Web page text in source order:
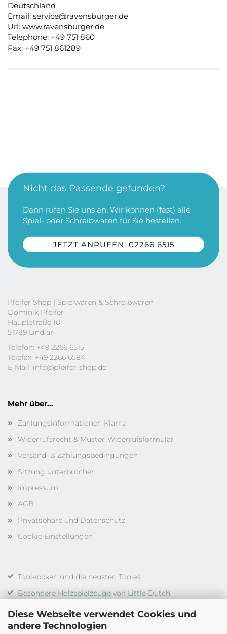
Diese Webseite verwendet Cookies und
andere Technologien
Deutschland
Email: service@ravensburger.de
Url: www.ravensburger.de
Telephone: +49 751 860
Fax: +49 751 861289
Nicht das Passende gefunden?
Dann rufen Sie uns an. Wir können (fast) alle
Spiel- oder Schreibwaren für Sie bestellen.
JETZT ANRUFEN: 02266 6515
Pfeifer Shop | Spielwaren & Schreibwaren
Dominik Pfeifer
Hauptstraße 10
51789 Lindlar
Telefon: +49 2266 6515
Telefax: +49 2266 6584
E-Mail: info@pfeifer-shop.de
Mehr über...
Zahlungsinformationen Klarna
Widerrufsrecht & Muster-Widerrufsformular
Versand- & Zahlungsbedingungen
Sitzung unterbrochen
Impressum
AGB
Privatsphäre und Datenschutz
Cookie Einstellungen
Tonieboxen und die neusten Tonies
Besondere Holzspielzeuge von Little Dutch
Gesellschaftsspiele vieler Hersteller
Duplo, LEGO, LEGO Technic uvm.